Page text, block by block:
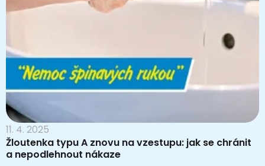
11. 4. 2025
Žloutenka typu A znovu na vzestupu: jak se chránit
a nepodlehnout nákaze